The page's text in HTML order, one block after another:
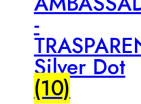
-
Silver Dot
(10)